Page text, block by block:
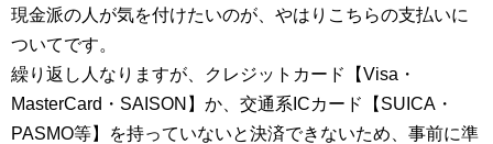
現金派の人が気を付けたいのが、やはりこちらの支払いに
ついてです。
繰り返し人なりますが、クレジットカード【Visa・
MasterCard・SAISON】か、交通系ICカード【SUICA・
PASMO等】を持っていないと決済できないため、事前に準